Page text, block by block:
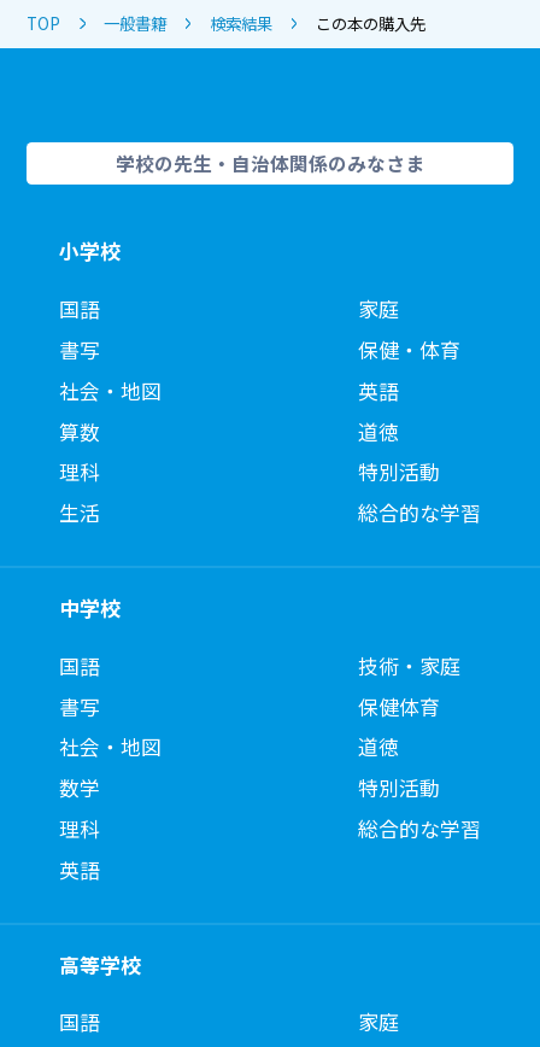
TOP 一般書籍 検索結果 この本の購入先
学校の先生・自治体関係のみなさま
小学校
国語
書写
社会・地図
算数
理科
生活
家庭
保健・体育
英語
道徳
特別活動
総合的な学習
中学校
国語
書写
社会・地図
数学
理科
英語
技術・家庭
保健体育
道徳
特別活動
総合的な学習
高等学校
国語
家庭